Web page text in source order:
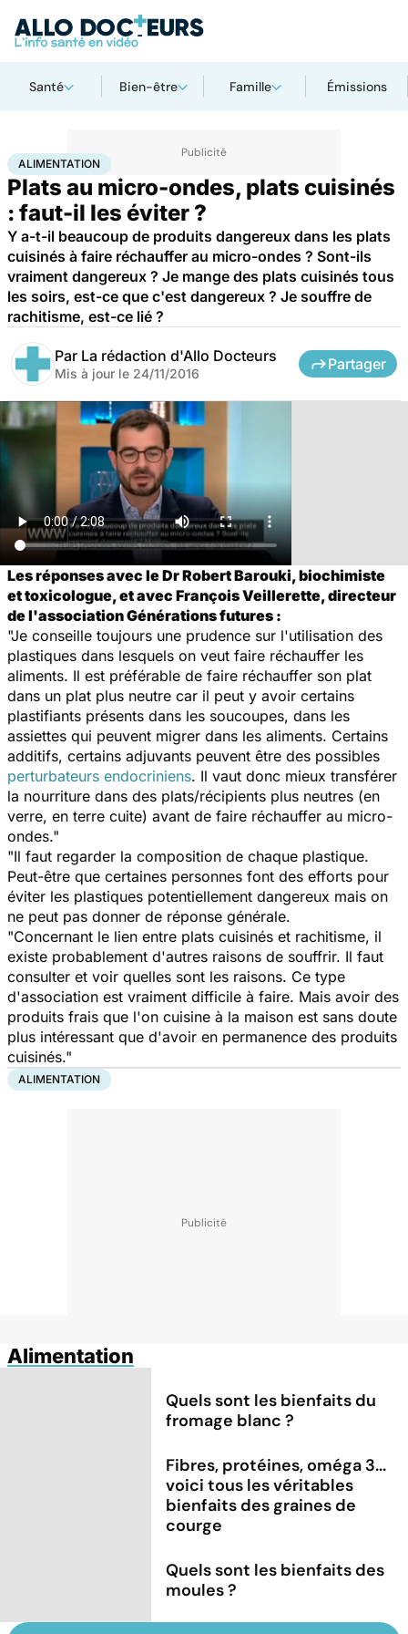
Santé Bien-être Famille Émissions
AccueilBien-être Nutrition Alimentation
ALIMENTATION
Plats au micro-ondes, plats cuisinés
: faut-il les éviter ?
Y a-t-il beaucoup de produits dangereux dans les plats
cuisinés à faire réchauffer au micro-ondes ? Sont-ils
vraiment dangereux ? Je mange des plats cuisinés tous
les soirs, est-ce que c'est dangereux ? Je souffre de
rachitisme, est-ce lié ?
Par La rédaction d'Allo Docteurs
Mis à jour le 24/11/2016
Partager
Les réponses avec le Dr Robert Barouki, biochimiste
et toxicologue, et avec François Veillerette, directeur
de l'association Générations futures :
"Je conseille toujours une prudence sur l'utilisation des
plastiques dans lesquels on veut faire réchauffer les
aliments. Il est préférable de faire réchauffer son plat
dans un plat plus neutre car il peut y avoir certains
plastifiants présents dans les soucoupes, dans les
assiettes qui peuvent migrer dans les aliments. Certains
additifs, certains adjuvants peuvent être des possibles
perturbateurs endocriniens. Il vaut donc mieux transférer
la nourriture dans des plats/récipients plus neutres (en
verre, en terre cuite) avant de faire réchauffer au micro-
ondes."
"Il faut regarder la composition de chaque plastique.
Peut-être que certaines personnes font des efforts pour
éviter les plastiques potentiellement dangereux mais on
ne peut pas donner de réponse générale.
"Concernant le lien entre plats cuisinés et rachitisme, il
existe probablement d'autres raisons de souffrir. Il faut
consulter et voir quelles sont les raisons. Ce type
d'association est vraiment difficile à faire. Mais avoir des
produits frais que l'on cuisine à la maison est sans doute
plus intéressant que d'avoir en permanence des produits
cuisinés."
ALIMENTATION
Alimentation
Quels sont les bienfaits du
fromage blanc ?
Fibres, protéines, oméga 3...
voici tous les véritables
bienfaits des graines de
courge
Quels sont les bienfaits des
moules ?